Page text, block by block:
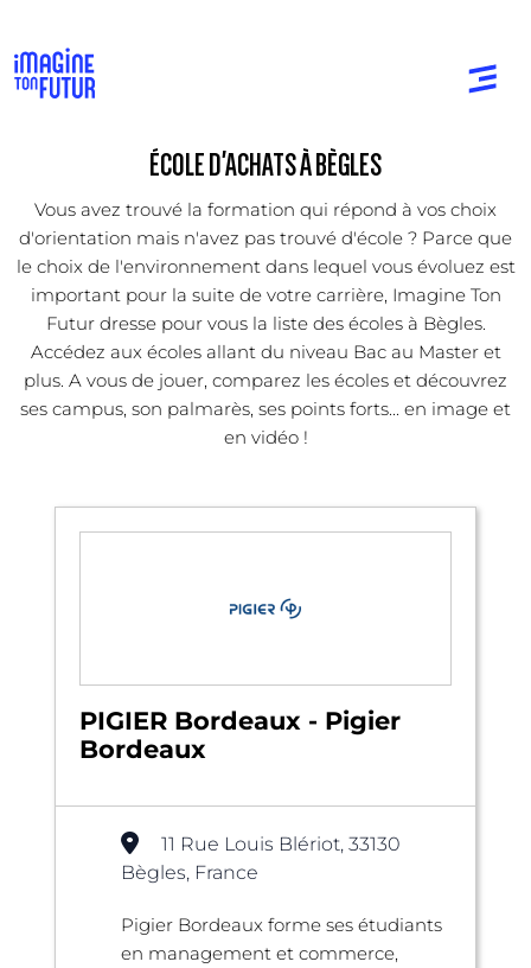
ÉCOLE D'ACHATS À BÈGLES
Vous avez trouvé la formation qui répond à vos choix
d'orientation mais n'avez pas trouvé d'école ? Parce que
le choix de l'environnement dans lequel vous évoluez est
important pour la suite de votre carrière, Imagine Ton
Futur dresse pour vous la liste des écoles à Bègles.
Accédez aux écoles allant du niveau Bac au Master et
plus. A vous de jouer, comparez les écoles et découvrez
ses campus, son palmarès, ses points forts... en image et
en vidéo !
PIGIER Bordeaux - Pigier
Bordeaux
11 Rue Louis Blériot, 33130
Bègles, France
Pigier Bordeaux forme ses étudiants
en management et commerce,